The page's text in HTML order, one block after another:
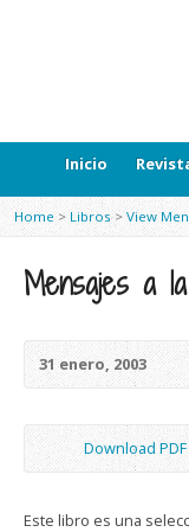
Inicio
Home > Libros>View
Mensajes a
31 enero, 2003
Download PDF
Este libro es una